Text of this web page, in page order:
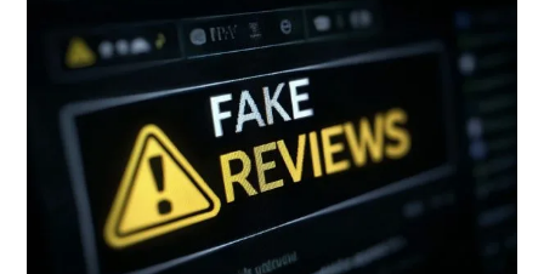
Larger
Image